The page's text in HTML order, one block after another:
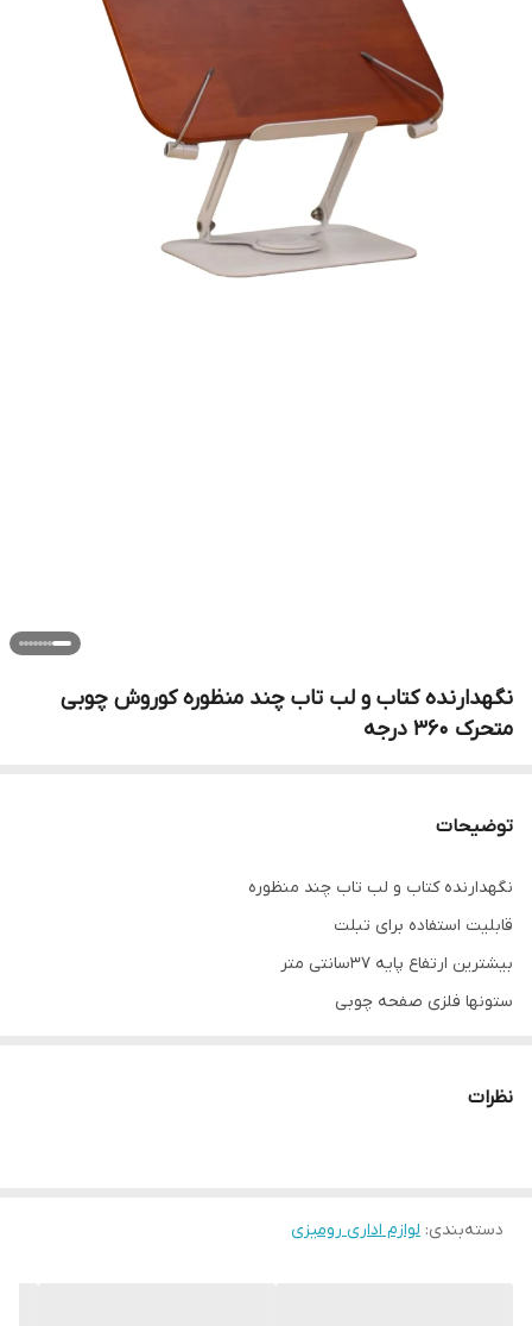
نگهدارنده کتاب و لب تاب چند منظوره کوروش چوبی
متحرک 360 درجه
توضیحات
نگهدارنده کتاب و لب تاب چند منظوره
قابلیت استفاده برای تبلت
بیشترین ارتفاع پایه 37سانتی متر
ستونها فلزی صفحه چوبی
دارای اتصال گیره برای بسته نشدن صفحه کتاب
نظرات
دسته‌بندی: لوازم اداری رومیزی